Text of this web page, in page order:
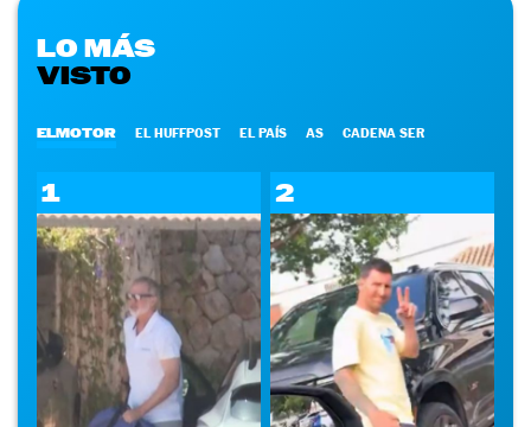
LO MÁS
VISTO
ELMOTOR EL HUFFPOST EL PAÍS AS CADENA SER
1 2